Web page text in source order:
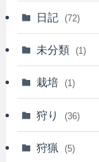
日記 (72)
未分類 (1)
栽培 (1)
狩り (36)
狩猟 (5)